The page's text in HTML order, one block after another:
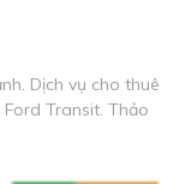
Dịch vụ cho thuê
Ford Transit. Thảo